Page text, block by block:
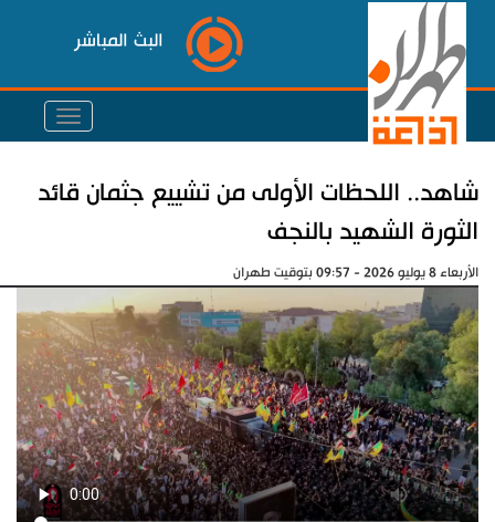
البث المباشر
شاهد.. اللحظات الأولى من تشييع جثمان قائد
الثورة الشهيد بالنجف
الأربعاء 8 يوليو 2026 - 09:57 بتوقيت طهران